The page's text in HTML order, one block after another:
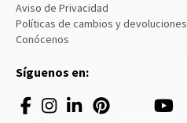
Aviso de Privacidad
Políticas de cambios y devoluciones
Conócenos
Síguenos en: